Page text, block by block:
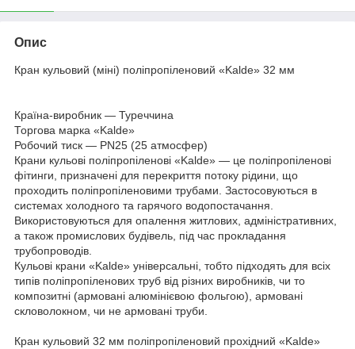
Опис
Кран кульовий (міні) поліпропіленовий «Kalde» 32 мм
Країна-виробник — Туреччина
Торгова марка «Kalde»
Робочий тиск — PN25 (25 атмосфер)
Крани кульові поліпропіленові «Kalde» — це поліпропіленові
фітинги, призначені для перекриття потоку рідини, що
проходить поліпропіленовими трубами. Застосовуються в
системах холодного та гарячого водопостачання.
Використовуються для опалення житлових, адміністративних,
а також промислових будівель, під час прокладання
трубопроводів.
Кульові крани «Kalde» універсальні, тобто підходять для всіх
типів поліпропіленових труб від різних виробників, чи то
композитні (армовані алюмінієвою фольгою), армовані
скловолокном, чи не армовані труби.
Кран кульовий 32 мм поліпропіленовий прохідний «Kalde»